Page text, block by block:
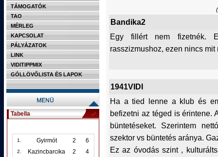
TÁMOGATÓK
TAO
MÉRLEG
KAPCSOLAT
PÁLYÁZATOK
LINK
VIDITIPPMIX
GÓLLÖVŐLISTA ÉS LAPOK
Tabella
1. Gyirmót 2 6
2. Kazincbarcika 2 4
Bandika2
Egy fillért nem fizetnék.
rasszizmushoz, ezen nincs mit
1941VIDI
Ha a tied lenne a klub és
befizetni az téged is érintene.
büntetéseket. Szerintem
szektor vs büntetés aránya.
Ez az óvodás szint ,